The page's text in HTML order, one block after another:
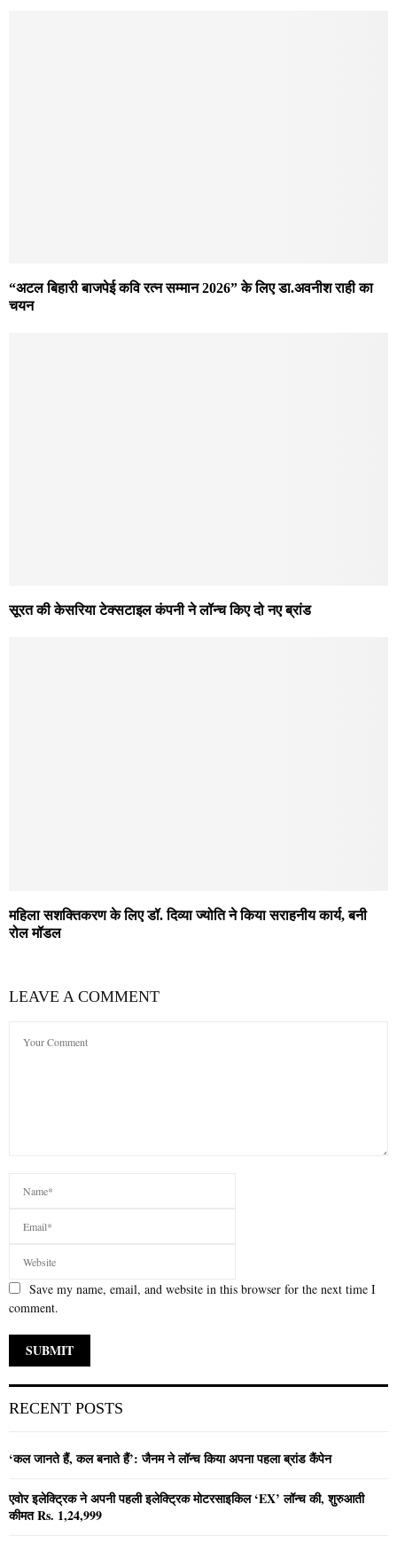
“अटल बिहारी बाजपेई कवि रत्न सम्मान 2026” के लिए डा.अवनीश राही का
चयन
सूरत की केसरिया टेक्सटाइल कंपनी ने लॉन्च किए दो नए ब्रांड
महिला सशक्तिकरण के लिए डॉ. दिव्या ज्योति ने किया सराहनीय कार्य, बनी
रोल मॉडल
LEAVE A COMMENT
Save my name, email, and website in this browser for the next time I
comment.
RECENT POSTS
‘कल जानते हैं, कल बनाते हैं’: जैनम ने लॉन्च किया अपना पहला ब्रांड कैंपेन
एवोर इलेक्ट्रिक ने अपनी पहली इलेक्ट्रिक मोटरसाइकिल ‘EX’ लॉन्च की, शुरुआती
कीमत Rs. 1,24,999